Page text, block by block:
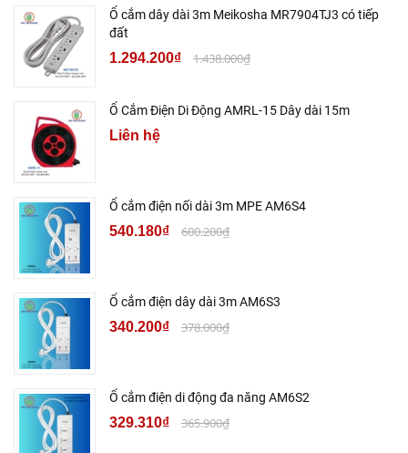
Ổ cắm dây dài 3m Meikosha MR7904TJ3 có tiếp
đất
1.294.200₫ 1.438.000₫
Ổ Cắm Điện Di Động AMRL-15 Dây dài 15m
Liên hệ
Ổ cắm điện nối dài 3m MPE AM6S4
540.180₫ 600.200₫
Ổ cắm điện dây dài 3m AM6S3
340.200₫ 378.000₫
Ổ cắm điện di động đa năng AM6S2
329.310₫ 365.900₫